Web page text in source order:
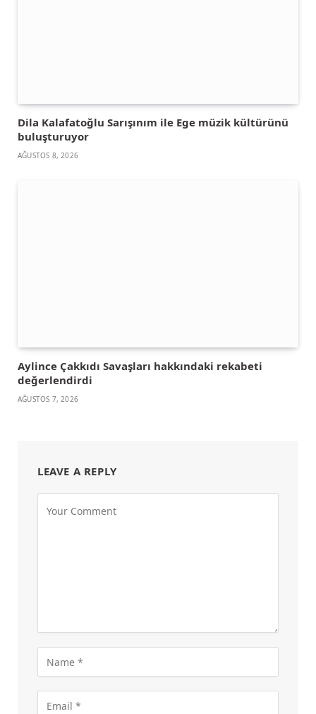
Dila Kalafatoğlu Sarışınım ile Ege müzik kültürünü
buluşturuyor
AĞUSTOS 8, 2026
Aylince Çakkıdı Savaşları hakkındaki rekabeti
değerlendirdi
AĞUSTOS 7, 2026
LEAVE A REPLY